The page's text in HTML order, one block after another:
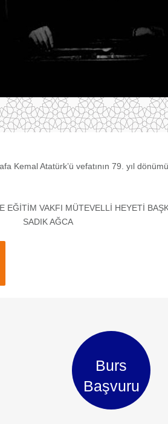
Kemal Atatürk’ü vefatının 79. yıl
EĞİTİM VAKFI MÜTEVELLİ HEYETİ
SADIK AĞCA
Burs
Başvuru